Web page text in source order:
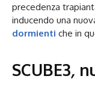
precedenza
inducendo una
dormienti che in
SCUBE3,